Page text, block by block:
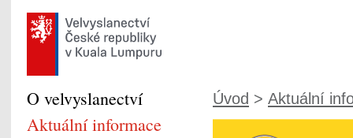
Úvod > Aktuální
O velvyslanectví
Aktuální informace